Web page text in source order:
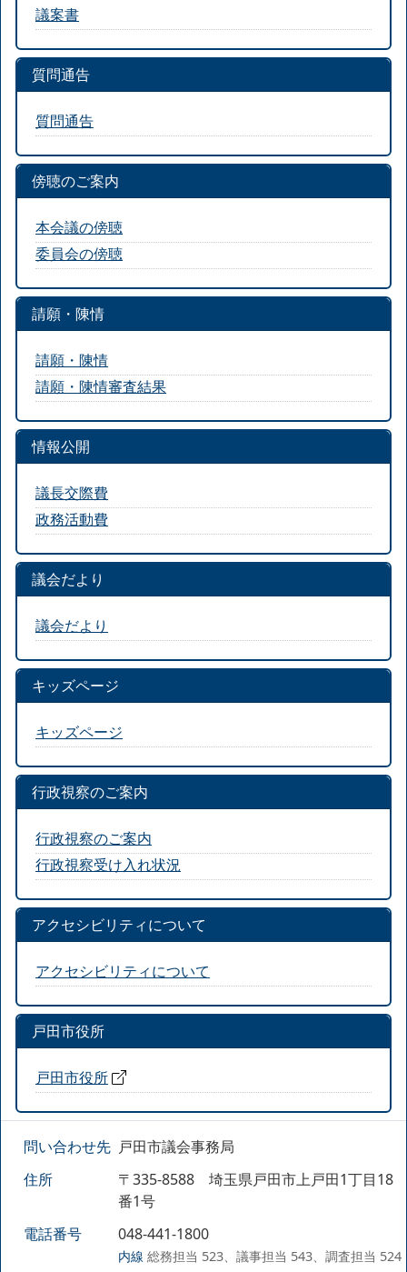
議案書
質問通告
質問通告
傍聴のご案内
本会議の傍聴
委員会の傍聴
請願・陳情
請願・陳情
請願・陳情審査結果
情報公開
議長交際費
政務活動費
議会だより
議会だより
キッズページ
キッズページ
行政視察のご案内
行政視察のご案内
行政視察受け入れ状況
アクセシビリティについて
アクセシビリティについて
戸田市役所
戸田市役所
問い合わせ先 戸田市議会事務局
住所
〒335-8588 埼玉県戸田市上戸田1丁目18
番1号
電話番号
048-441-1800
内線 総務担当 523、議事担当 543、調査担当 524